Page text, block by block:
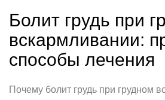
Болит грудь при
вскармливании:
способы лечения
Почему болит грудь при грудном